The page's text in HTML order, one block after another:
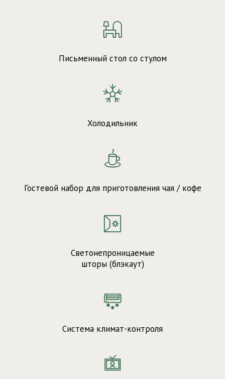
Письменный стол со стулом
Холодильник
Гостевой набор для приготовления чая / кофе
Светонепроницаемые
шторы (блэкаут)
Система климат-контроля